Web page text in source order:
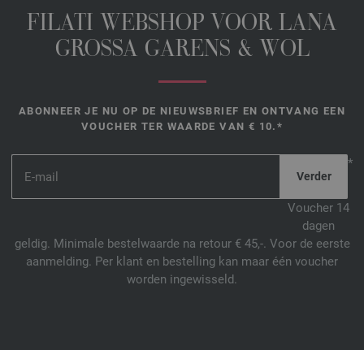
FILATI WEBSHOP VOOR LANA
GROSSA GARENS & WOL
ABONNEER JE NU OP DE NIEUWSBRIEF EN ONTVANG EEN
VOUCHER TER WAARDE VAN € 10.*
*
Voucher 14
dagen
geldig. Minimale bestelwaarde na retour € 45,-. Voor de eerste
aanmelding. Per klant en bestelling kan maar één voucher
worden ingewisseld.